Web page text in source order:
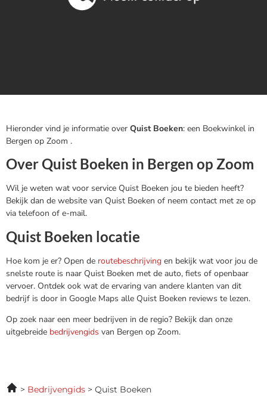
Hieronder vind je informatie over Quist Boeken: een Boekwinkel in
Bergen op Zoom .
Over Quist Boeken in Bergen op Zoom
Wil je weten wat voor service Quist Boeken jou te bieden heeft?
Bekijk dan de website van Quist Boeken of neem contact met ze op
via telefoon of e-mail.
Quist Boeken locatie
Hoe kom je er? Open de routebeschrijving en bekijk wat voor jou de
snelste route is naar Quist Boeken met de auto, fiets of openbaar
vervoer. Ontdek ook wat de ervaring van andere klanten van dit
bedrijf is door in Google Maps alle Quist Boeken reviews te lezen.
Op zoek naar een meer bedrijven in de regio? Bekijk dan onze
uitgebreide bedrijvengids van Bergen op Zoom.
Bedrijvengids Quist Boeken